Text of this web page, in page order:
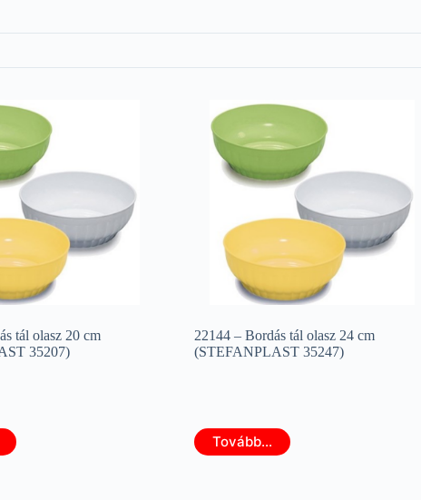
tál olasz 20 cm
35207)
22144 – Bordás tál olasz 24 cm
(STEFANPLAST 35247)
Tovább...